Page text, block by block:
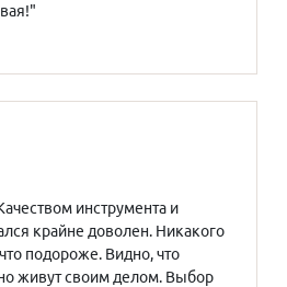
инструмента и
крайне доволен. Никакого
подороже. Видно, что
живут своим делом. Выбор